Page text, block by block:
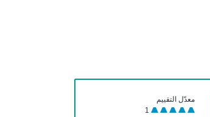
معدّل التقييم
1